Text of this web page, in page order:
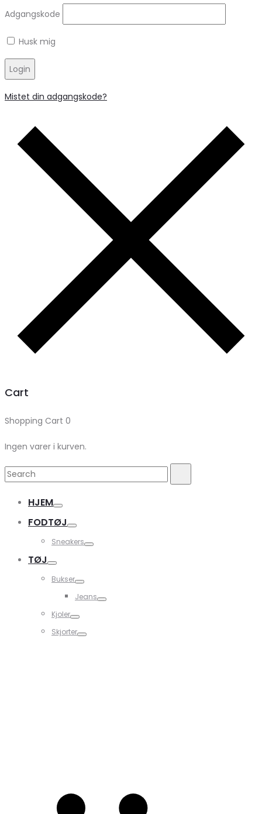
Adgangskode
Husk mig
Login
Mistet din adgangskode?
Cart
Shopping Cart 0
Ingen varer i kurven.
Search
HJEM
FODTØJ
Sneakers
TØJ
Bukser
Jeans
Kjoler
Skjorter